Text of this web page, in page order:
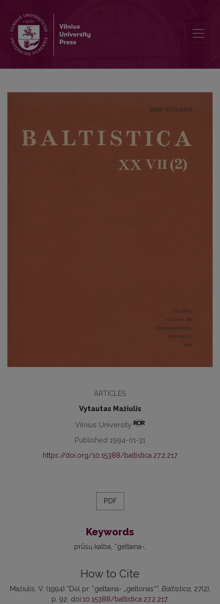
ARTICLES
Vytautas Mažiulis
Vilnius University
Published 1994-01-31
https://doi.org/10.15388/baltistica.27.2.217
PDF
Keywords
prūsų kalba *geltaina-
How to Cite
Mažiulis, V. (1994) “Dėl pr. *geltaina- „geltonas“”, Baltistica, 27(2),
p. 92. doi:10.15388/baltistica.27.2.217.